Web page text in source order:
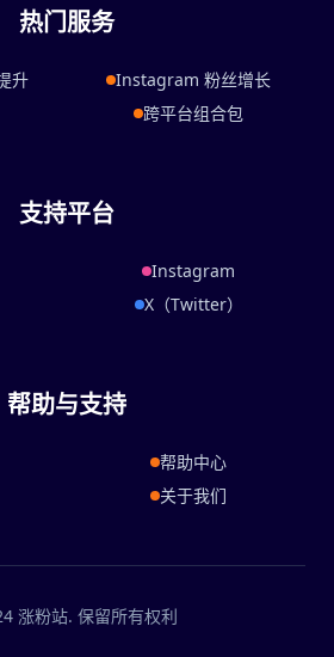
热门服务
升
Instagram 粉丝增长
跨平台组合包
支持平台
Instagram
X（Twitter）
帮助与支持
帮助中心
关于我们
涨粉站. 保留所有权利